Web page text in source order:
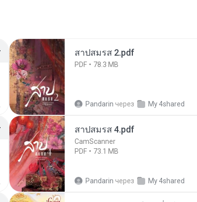
สาปสมรส 2.pdf
PDF 78.3 MB
Pandarin через My 4shared
สาปสมรส 4.pdf
CamScanner
PDF
73.1 MB
Pandarin через My 4shared